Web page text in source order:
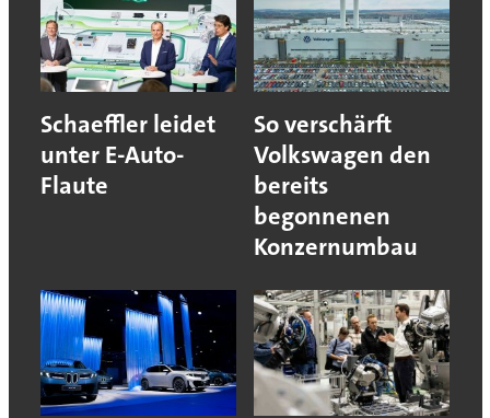
Schaeffler leidet
unter E-Auto-
Flaute
So verschärft
Volkswagen den
bereits
begonnenen
Konzernumbau